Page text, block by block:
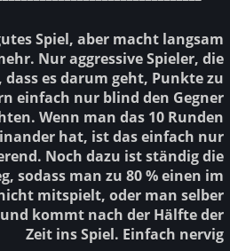
Spiel, aber macht langsam
Nur aggressive Spieler, die
es darum geht, Punkte zu
einfach nur blind den Gegner
Wenn man das 10 Runden
hat, ist das einfach nur
Noch dazu ist ständig die
sodass man zu 80 % einen im
mitspielt, oder man selber
kommt nach der Hälfte der
Zeit ins Spiel. Einfach nervig